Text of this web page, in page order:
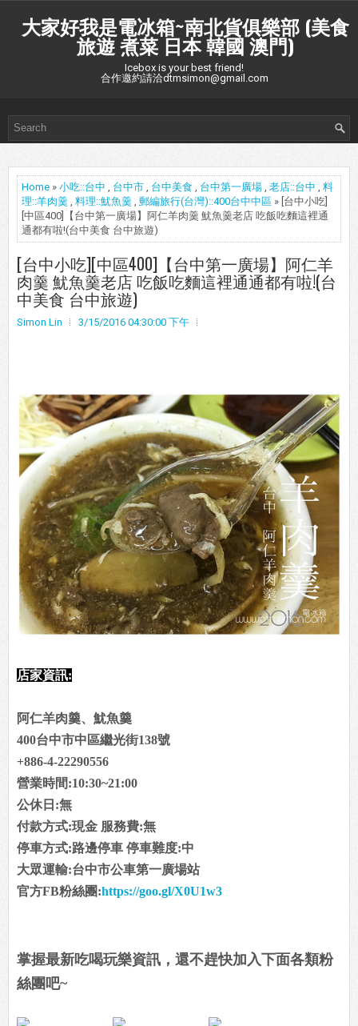
大家好我是電冰箱~南北貨俱樂部 (美食
旅遊 煮菜 日本 韓國 澳門)
Icebox is your best friend!
合作邀約請洽dtmsimon@gmail.com
Home » 小吃::台中 , 台中市 , 台中美食 , 台中第一廣場 , 老店::台中 , 料
理::羊肉羹 , 料理::魷魚羹 , 郵編旅行(台灣)::400台中中區 » [台中小吃]
[中區400]【台中第一廣場】阿仁羊肉羹 魷魚羹老店 吃飯吃麵這裡通
通都有啦!(台中美食 台中旅遊)
[台中小吃][中區400]【台中第一廣場】阿仁羊
肉羹 魷魚羹老店 吃飯吃麵這裡通通都有啦!(台
中美食 台中旅遊)
Simon Lin 3/15/2016 04:30:00 下午
店家資訊:
阿仁羊肉羹、魷魚羹
400台中市中區繼光街138號
+886-4-22290556
營業時間:10:30~21:00
公休日:無
付款方式:現金 服務費:無
停車方式:路邊停車 停車難度:中
大眾運輸:台中市公車第一廣場站
官方FB粉絲團:https://goo.gl/X0U1w3
掌握最新吃喝玩樂資訊，還不趕快加入下面各類粉
絲團吧~